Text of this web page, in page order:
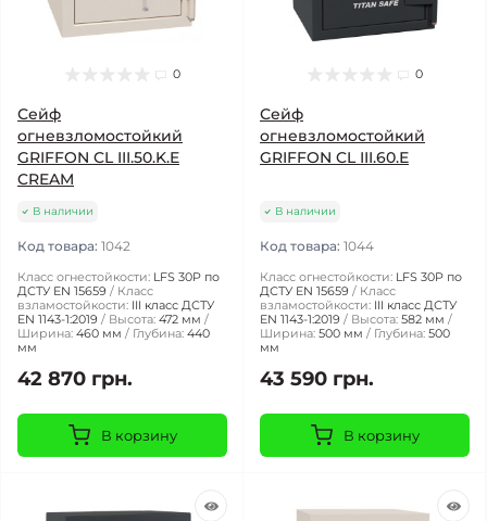
0
Сейф
огневзломостойкий
GRIFFON CL III.50.K.E
CREAM
В наличии
Код товара: 1042
Класс огнестойкости: LFS 30P по
ДСТУ EN 15659
Класс
взламостойкости: III класс ДСТУ
EN 1143-1:2019
Высота: 472 мм
Ширина: 460 мм Глубина: 440
мм
42 870 грн.
В корзину
0
Сейф
огневзломостойкий
GRIFFON CL III.60.Е
В наличии
Код товара: 1044
Класс огнестойкости: LFS 30P по
ДСТУ EN 15659
Класс
взламостойкости: III класс ДСТУ
EN 1143-1:2019
Высота: 582 мм
Ширина: 500 мм Глубина: 500
мм
43 590 грн.
В корзину